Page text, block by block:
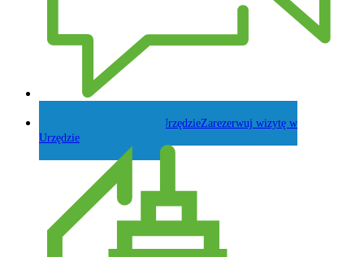
Zarezerwuj wizytę w
Urzędzie